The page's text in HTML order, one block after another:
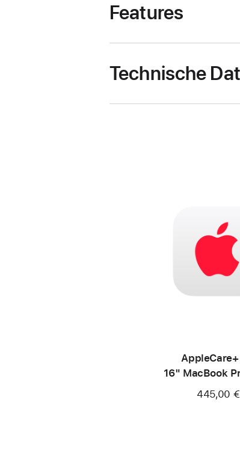
Features
Technische
16" MacBook
445,00 €